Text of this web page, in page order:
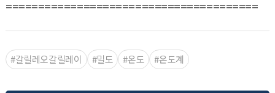
=======================================
#갈릴레오갈릴레이 #밀도 #온도 #온도계